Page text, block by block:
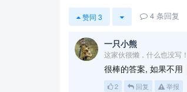
赞同 3 4 条回复
一只小熊
这家伙很懒，什么也没写！
很棒的答案, 如果不用
2 回复 举报